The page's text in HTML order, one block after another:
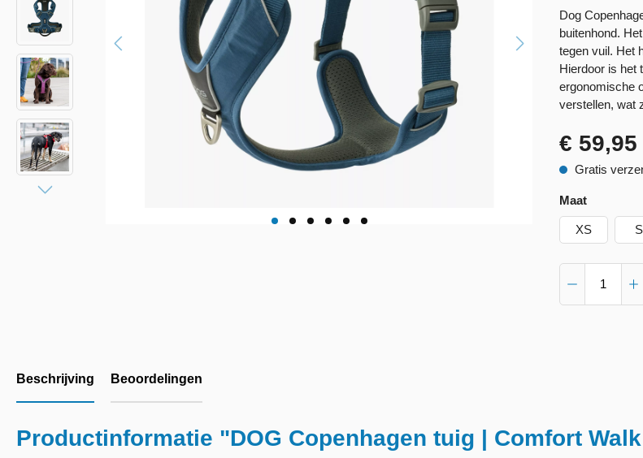
Dog
buitenhond.
tegen vuil. Het
Hierdoor is het
ergonomische
verstellen, wat
€ 59,95
Gratis
Maat
XS S
Beschrijving Beoordelingen
Productinformatie "DOG Copenhagen tuig | Comfort